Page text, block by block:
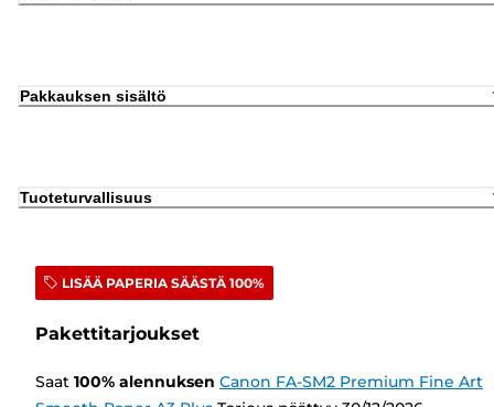
Pakkauksen sisältö
Tuoteturvallisuus
LISÄÄ PAPERIA SÄÄSTÄ 100%
Pakettitarjoukset
Saat 100% alennuksen Canon FA-SM2 Premium Fine Art